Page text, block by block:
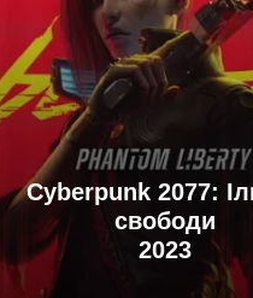
Cyberpunk 2077:
свободи
2023